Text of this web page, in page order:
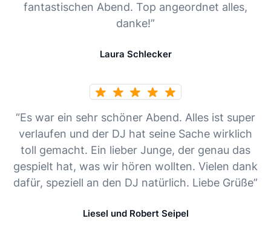
fantastischen Abend. Top angeordnet alles,
danke!”
Laura Schlecker
“Es war ein sehr schöner Abend. Alles ist super
verlaufen und der DJ hat seine Sache wirklich
toll gemacht. Ein lieber Junge, der genau das
gespielt hat, was wir hören wollten. Vielen dank
dafür, speziell an den DJ natürlich. Liebe Grüße”
Liesel und Robert Seipel